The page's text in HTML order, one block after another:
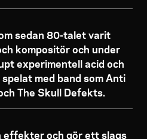
sedan 80-talet varit
kompositör och under
experimentell acid och
med band som Anti
The Skull Defekts.
effekter och gör ett slags